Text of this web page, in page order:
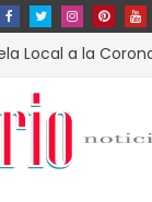
a la Corona